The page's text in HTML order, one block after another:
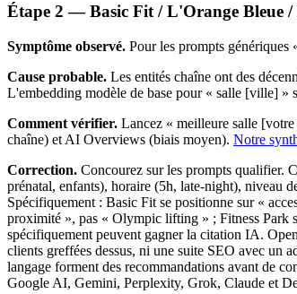
Étape 2 — Basic Fit / L'Orange Bleue /
Symptôme observé. Pour les prompts
Cause probable. Les entités chaîne ont des
L'embedding modèle de base pour « salle [ville] »
Comment vérifier. Lancez « meilleure salle
chaîne) et AI Overviews (biais moyen). Notre
Correction. Concourez sur les prompts qualifier.
prénatal, enfants), horaire (5h, late-night), niveau
Spécifiquement : Basic Fit se positionne sur «
proximité », pas « Olympic lifting » ; Fitness Park
spécifiquement peuvent gagner la citation IA.
clients greffées dessus, ni une suite SEO avec un
langage forment des recommandations avant de
Google AI, Gemini, Perplexity, Grok, Claude et